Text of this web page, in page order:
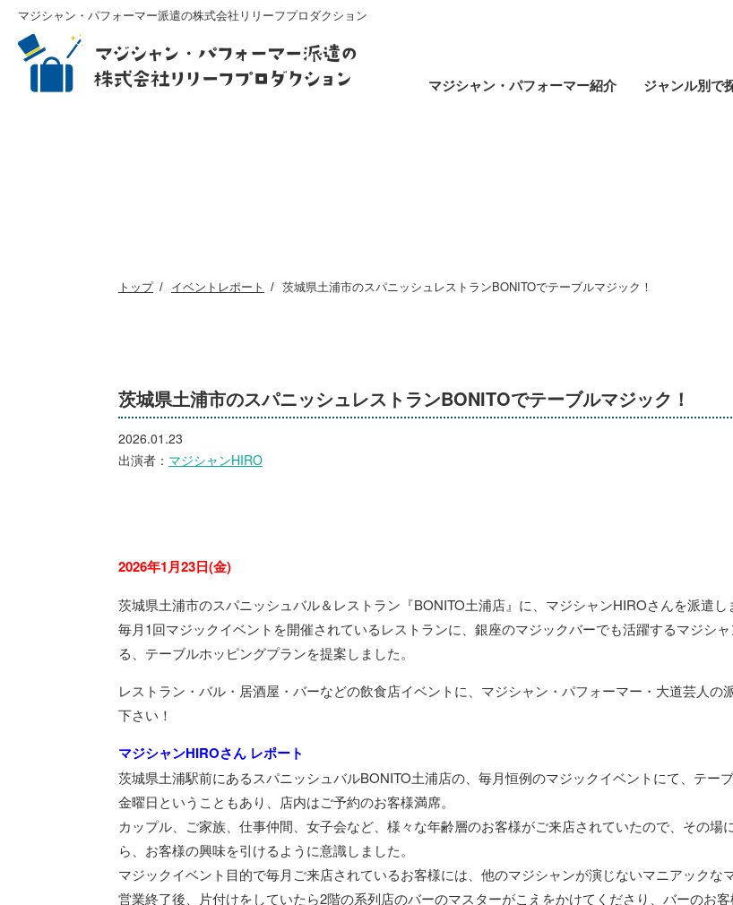
マジシャン・パフォーマー派遣の株式会社リリーフプロダクション
マジシャン・パフォーマー紹介 ジャンル別で
トップ イベントレポート 茨城県土浦市のスパニッシュレストランBONITOでテーブルマジック！
茨城県土浦市のスパニッシュレストランBONITOでテーブルマジック！
2026.01.23
出演者： マジシャンHIRO
2026年1月23日(金)
茨城県土浦市のスパニッシュバル＆レストラン『BONITO土浦店』に、マジシャンHIROさんを派遣し
毎月1回マジックイベントを開催されているレストランに、銀座のマジックバーでも活躍するマジシ
る、テーブルホッピングプランを提案しました。
レストラン・バル・居酒屋・バーなどの飲食店イベントに、マジシャン・パフォーマー・大道芸人
下さい！
マジシャンHIROさん レポート
茨城県土浦駅前にあるスパニッシュバルBONITO土浦店の、毎月恒例のマジックイベントにて、テー
金曜日ということもあり、店内はご予約のお客様満席。
カップル、ご家族、仕事仲間、女子会など、様々な年齢層のお客様がご来店されていたので、その
ら、お客様の興味を引けるように意識しました。
マジックイベント目的で毎月ご来店されているお客様には、他のマジシャンが演じないマニアックな
営業終了後、片付けをしていたら2階の系列店のバーのマスターがこえをかけてくださり、バーのお客